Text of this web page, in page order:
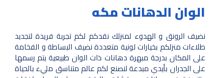
الوان الدهانات مكه
نضيف الرونق و الهدوء لمنزلك نقدكم لكم تجربة فريدة لتجديد
طلاءات منزلكم بخيارات لونية متعددة نضيف البساطة و الفخامة
على المكان بدرجة مبهرة دهانات ذات الوان طبيعية يتم رسمها
على الجدران بأيدي مبدعة لنصنع لكم عالم متناسق مليء بالحياة